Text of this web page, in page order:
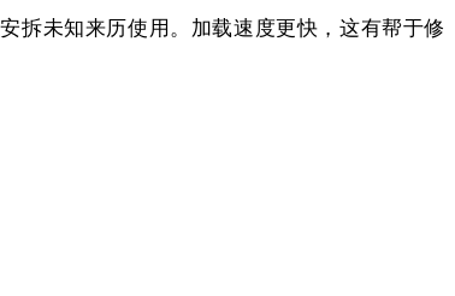
未知来历使用。加载速度更快，这有帮于修